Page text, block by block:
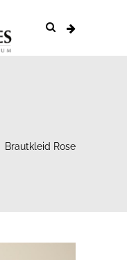
Brautkleid Rose